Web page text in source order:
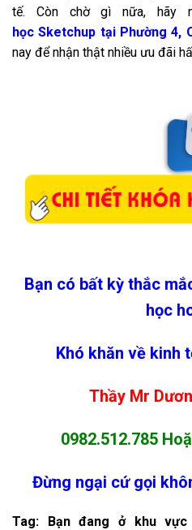
tế. Còn chờ gì nữa, hãy
học Sketchup tại Phường 4,
nay để nhận thật nhiều ưu đãi
Bạn có bất kỳ thắc
học
Khó khăn về kinh
Thầy Mr
0982.512.785
Đừng ngại cứ gọi
Tag: Bạn đang ở khu vực